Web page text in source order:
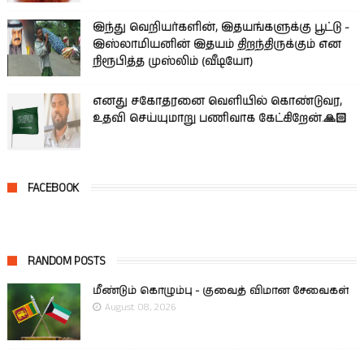
இந்து வெறியர்களின், இதயங்களுக்கு பூட்டு -
இஸ்லாமியனின் இதயம் திறந்திருக்கும் என
நிரூபித்த முஸ்லிம் (வீடியோ)
எனது சகோதரனை வெளியில் கொண்டுவர,
உதவி செய்யுமாறு பணிவாக கேட்கிறேன்.🙏🏻
FACEBOOK
RANDOM POSTS
மீண்டும் கொழும்பு - குவைத் விமான சேவைகள்
August 08, 2026